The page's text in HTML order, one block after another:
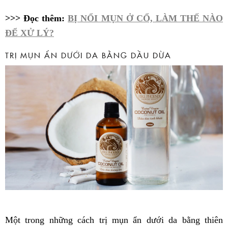
>>> Đọc thêm:BỊ NỔI MỤN Ở CỔ, LÀM THẾ NÀO
ĐỂ XỬ LÝ?
TRỊ MỤN ẨN DƯỚI DA BẰNG DẦU DỪA
Một trong những cách trị mụn ẩn dưới da bằng thiên